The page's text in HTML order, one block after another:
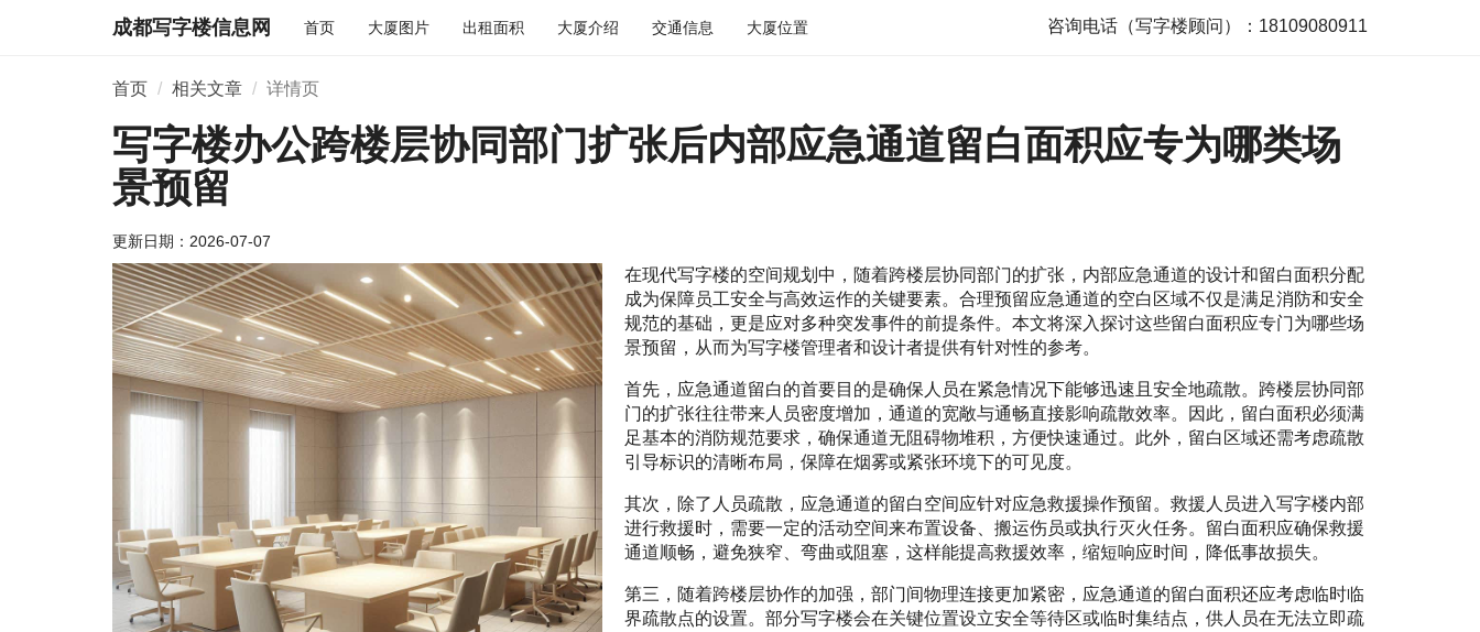
成都写字楼信息网 首页 大厦图片 出租面积 大厦介绍 交通信息 大厦位置 咨询电话（写字楼顾问）：18109080911
首页 相关文章 详情页
写字楼办公跨楼层协同部门扩张后内部应急通道留白面积应专为哪类场
景预留
更新日期： 2026-07-07
在现代写字楼的空间规划中，随着跨楼层协同部门的扩张，内部应急通道的设计和留白面积分配
成为保障员工安全与高效运作的关键要素。合理预留应急通道的空白区域不仅是满足消防和安全
规范的基础，更是应对多种突发事件的前提条件。本文将深入探讨这些留白面积应专门为哪些场
景预留，从而为写字楼管理者和设计者提供有针对性的参考。
首先，应急通道留白的首要目的是确保人员在紧急情况下能够迅速且安全地疏散。跨楼层协同部
门的扩张往往带来人员密度增加，通道的宽敞与通畅直接影响疏散效率。因此，留白面积必须满
足基本的消防规范要求，确保通道无阻碍物堆积，方便快速通过。此外，留白区域还需考虑疏散
引导标识的清晰布局，保障在烟雾或紧张环境下的可见度。
其次，除了人员疏散，应急通道的留白空间应针对应急救援操作预留。救援人员进入写字楼内部
进行救援时，需要一定的活动空间来布置设备、搬运伤员或执行灭火任务。留白面积应确保救援
通道顺畅，避免狭窄、弯曲或阻塞，这样能提高救援效率，缩短响应时间，降低事故损失。
第三，随着跨楼层协作的加强，部门间物理连接更加紧密，应急通道的留白面积还应考虑临时临
界疏散点的设置。部分写字楼会在关键位置设立安全等待区或临时集结点，供人员在无法立即疏